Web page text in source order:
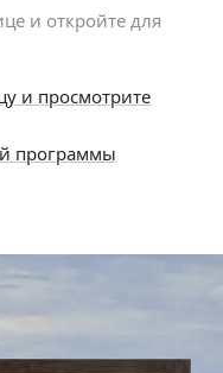
и откройте для
и просмотрите
программы